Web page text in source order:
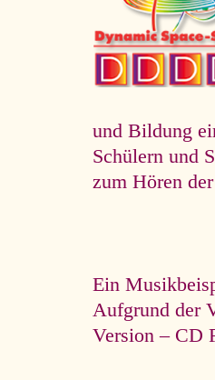
und Bildung
Schülern und
zum Hören
Ein
Aufgrund der
Version – CD